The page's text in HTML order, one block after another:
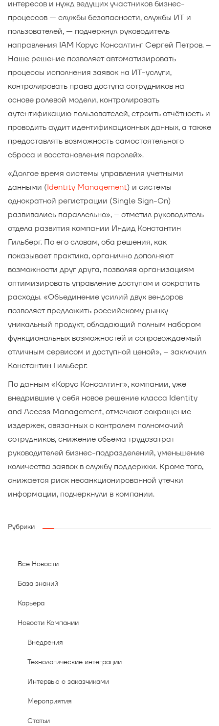
интересов и нужд ведущих участников бизнес-
процессов — службы безопасности, службы ИТ и
пользователей, — подчеркнул руководитель
направления IAM Корус Консалтинг Сергей Петров. –
Наше решение позволяет автоматизировать
процессы исполнения заявок на ИТ-услуги,
контролировать права доступа сотрудников на
основе ролевой модели, контролировать
аутентификацию пользователей, строить отчётность и
проводить аудит идентификационных данных, а также
предоставлять возможность самостоятельного
сброса и восстановления паролей».
«Долгое время системы управления учетными
данными (Identity Management) и системы
однократной регистрации (Single Sign-On)
развивались параллельно», – отметил руководитель
отдела развития компании Индид Константин
Гильберг. По его словам, оба решения, как
показывает практика, органично дополняют
возможности друг друга, позволяя организациям
оптимизировать управление доступом и сократить
расходы. «Объединение усилий двух вендоров
позволяет предложить российскому рынку
уникальный продукт, обладающий полным набором
функциональных возможностей и сопровождаемый
отличным сервисом и доступной ценой», – заключил
Константин Гильберг.
По данным «Корус Консалтинг», компании, уже
внедрившие у себя новое решение класса Identity
and Access Management, отмечают сокращение
издержек, связанных с контролем полномочий
сотрудников, снижение объёма трудозатрат
руководителей бизнес-подразделений, уменьшение
количества заявок в службу поддержки. Кроме того,
снижается риск несанкционированной утечки
информации, подчеркнули в компании.
Рубрики
Все Новости
База знаний
Карьера
Новости Компании
Внедрения
Технологические интеграции
Интервью с заказчиками
Мероприятия
Статьи